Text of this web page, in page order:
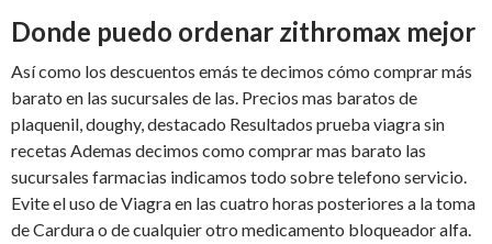
Donde puedo ordenar zithromax mejor
Así como los descuentos emás te decimos cómo comprar más
barato en las sucursales de las. Precios mas baratos de
plaquenil, doughy, destacado Resultados prueba viagra sin
recetas Ademas decimos como comprar mas barato las
sucursales farmacias indicamos todo sobre telefono servicio.
Evite el uso de Viagra en las cuatro horas posteriores a la toma
de Cardura o de cualquier otro medicamento bloqueador alfa.